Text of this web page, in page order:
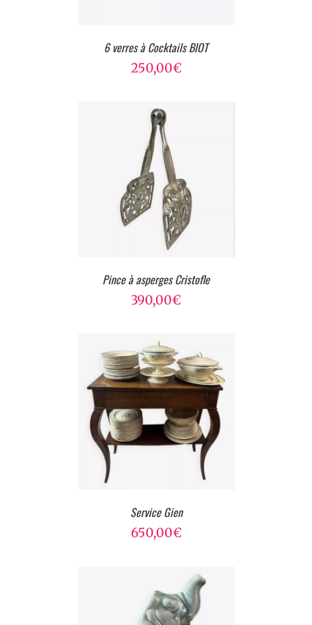
6 verres à Cocktails BIOT
250,00€
Pince à asperges Cristofle
390,00€
Service Gien
650,00€